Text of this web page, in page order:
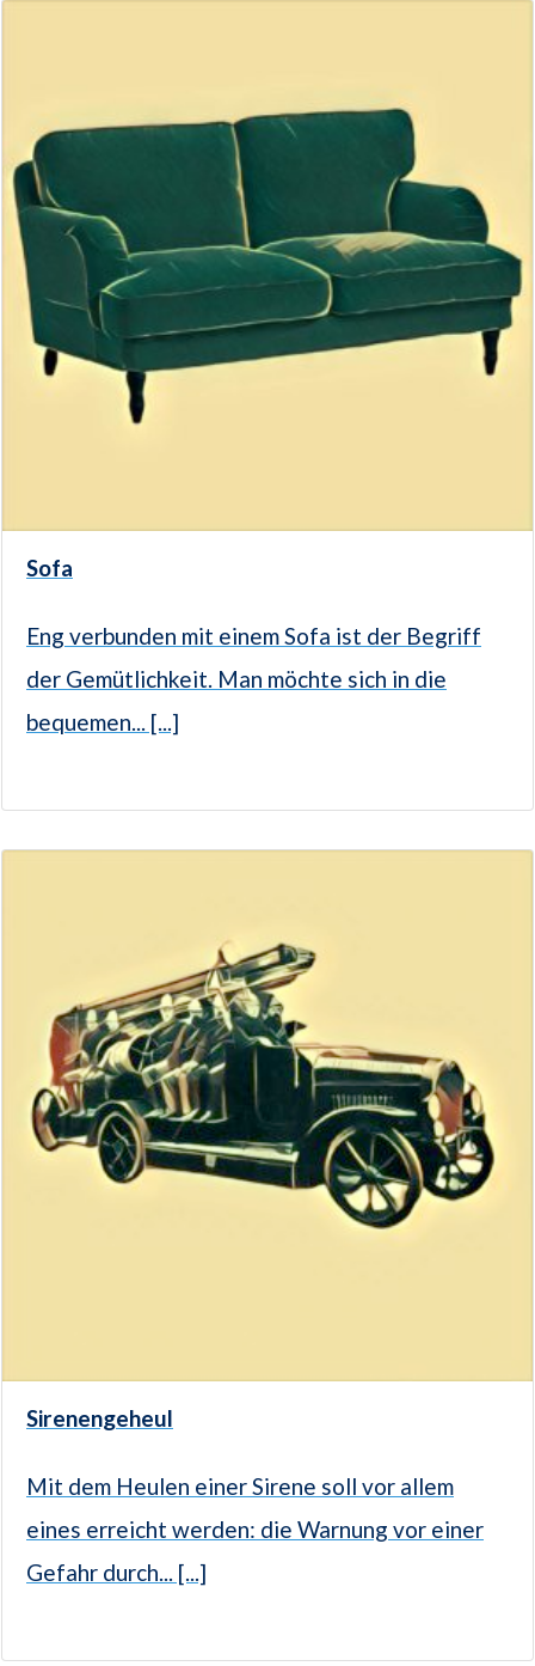
Sofa
Eng verbunden mit einem Sofa ist der Begriff
der Gemütlichkeit. Man möchte sich in die
bequemen... [...]
Sirenengeheul
Mit dem Heulen einer Sirene soll vor allem
eines erreicht werden: die Warnung vor einer
Gefahr durch... [...]